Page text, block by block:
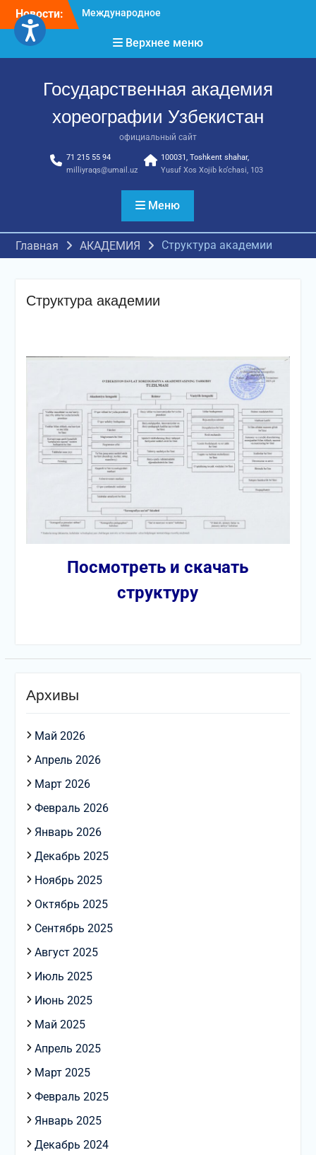
Перейти
содержимому
Новости:
достижения молодых
Международное научное
достижения молодых
хореографов!
Верхнее меню
Государственная академия
хореографии Узбекистан
официальный сайт
71 215 55 94
milliyraqs@umail.uz
100031, Toshkent shahar,
Yusuf Xos Xojib ko‘chasi, 103
Меню
Главная АКАДЕМИЯ Структура академии
Структура академии
Посмотреть и скачать
структуру
Архивы
Май 2026
Апрель 2026
Март 2026
Февраль 2026
Январь 2026
Декабрь 2025
Ноябрь 2025
Октябрь 2025
Сентябрь 2025
Август 2025
Июль 2025
Июнь 2025
Май 2025
Апрель 2025
Март 2025
Февраль 2025
Январь 2025
Декабрь 2024